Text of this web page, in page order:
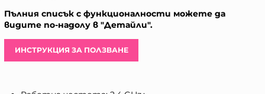
Пълния списък с функционалности можете да
видите по-надолу в "Детайли".
ИНСТРУКЦИЯ ЗА ПОЛЗВАНЕ